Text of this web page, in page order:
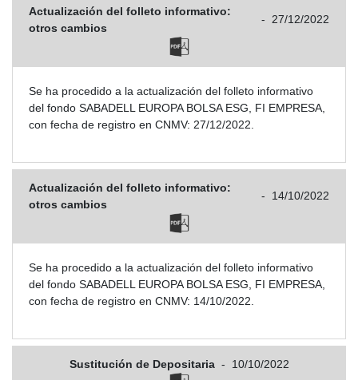
Actualización del folleto informativo:
otros cambios
- 27/12/2022
Se ha procedido a la actualización del folleto informativo
del fondo SABADELL EUROPA BOLSA ESG, FI EMPRESA,
con fecha de registro en CNMV: 27/12/2022.
Actualización del folleto informativo:
otros cambios
- 14/10/2022
Se ha procedido a la actualización del folleto informativo
del fondo SABADELL EUROPA BOLSA ESG, FI EMPRESA,
con fecha de registro en CNMV: 14/10/2022.
Sustitución de Depositaria - 10/10/2022